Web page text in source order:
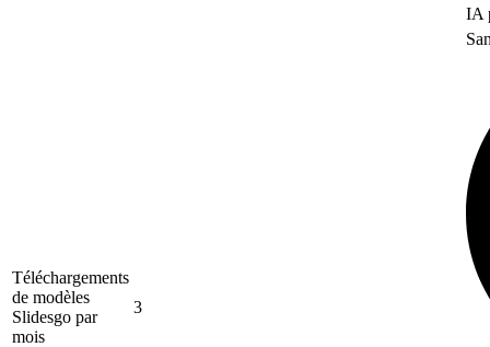
IA
Téléchargements
de modèles
Slidesgo par
mois
3